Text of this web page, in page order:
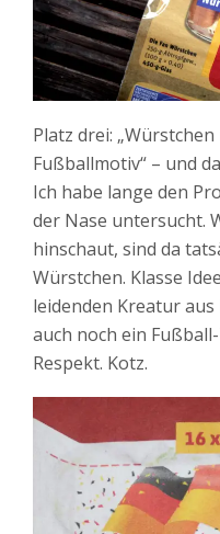
Platz drei:
Fußballmotiv“ – und
Ich habe lange den
der Nase untersucht.
hinschaut, sind da
Würstchen. Klasse
leidenden Kreatur
auch noch ein
Respekt. Kotz.